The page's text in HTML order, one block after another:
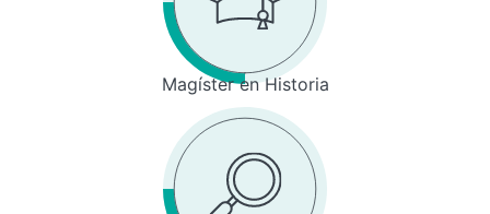
Magíster en Historia